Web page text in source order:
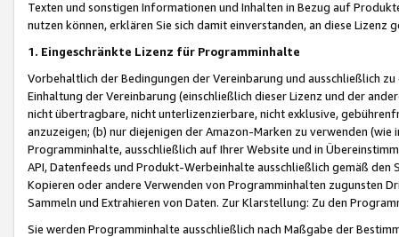
Texten und sonstigen Informationen und Inhalten in Bezug auf
nutzen können, erklären Sie sich damit einverstanden, an diese Lizenz
1. Eingeschränkte Lizenz für Programminhalte
Vorbehaltlich der Bedingungen der Vereinbarung und ausschließlich
Einhaltung der Vereinbarung (einschließlich dieser Lizenz und der
nicht übertragbare, nicht unterlizenzierbare, nicht exklusive,
anzuzeigen; (b) nur diejenigen der Amazon-Marken zu verwenden
Programminhalte, ausschließlich auf Ihrer Website und in
API, Datenfeeds und Produkt-Werbeinhalte ausschließlich gemäß
Kopieren oder andere Verwenden von Programminhalten zugunsten
Sammeln und Extrahieren von Daten. Zur Klarstellung: Zu den
Sie werden Programminhalte ausschließlich nach Maßgabe der